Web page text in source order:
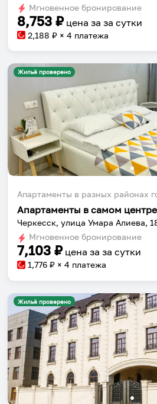
changing
dates.
dates.
Мгновенное бронирование
8,753 ₽ цена за за сутки
2,188 ₽ × 4 платежа
Жильё проверено
Апартаменты в разных районах
Апартаменты в самом
Черкесск, улица Умара Алиева,
Мгновенное бронирование
7,103 ₽ цена за за сутки
1,776 ₽ × 4 платежа
Жильё проверено